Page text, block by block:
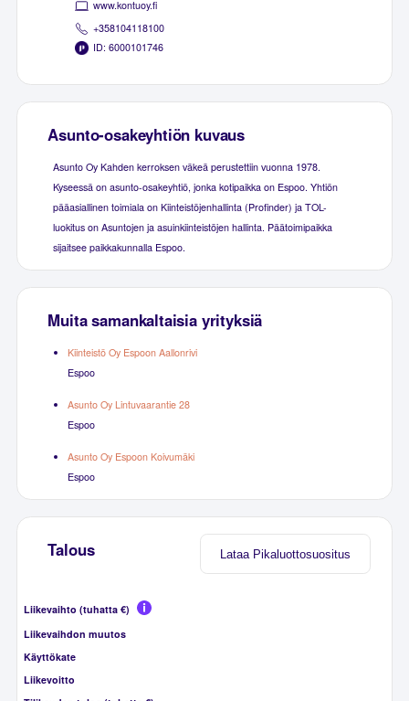
www.kontuoy.fi
+358104118100
ID: 6000101746
Asunto-osakeyhtiön kuvaus
Asunto Oy Kahden kerroksen väkeä perustettiin vuonna 1978.
Kyseessä on asunto-osakeyhtiö, jonka kotipaikka on Espoo. Yhtiön
pääasiallinen toimiala on Kiinteistöjenhallinta (Profinder) ja TOL-
luokitus on Asuntojen ja asuinkiinteistöjen hallinta. Päätoimipaikka
sijaitsee paikkakunnalla Espoo.
Muita samankaltaisia yrityksiä
Kiinteistö Oy Espoon Aallonrivi
Espoo
Asunto Oy Lintuvaarantie 28
Espoo
Asunto Oy Espoon Koivumäki
Espoo
Lataa Pikaluottosuositus
Talous
Liikevaihto (tuhatta €)
Liikevaihdon muutos
Käyttökate
Liikevoitto